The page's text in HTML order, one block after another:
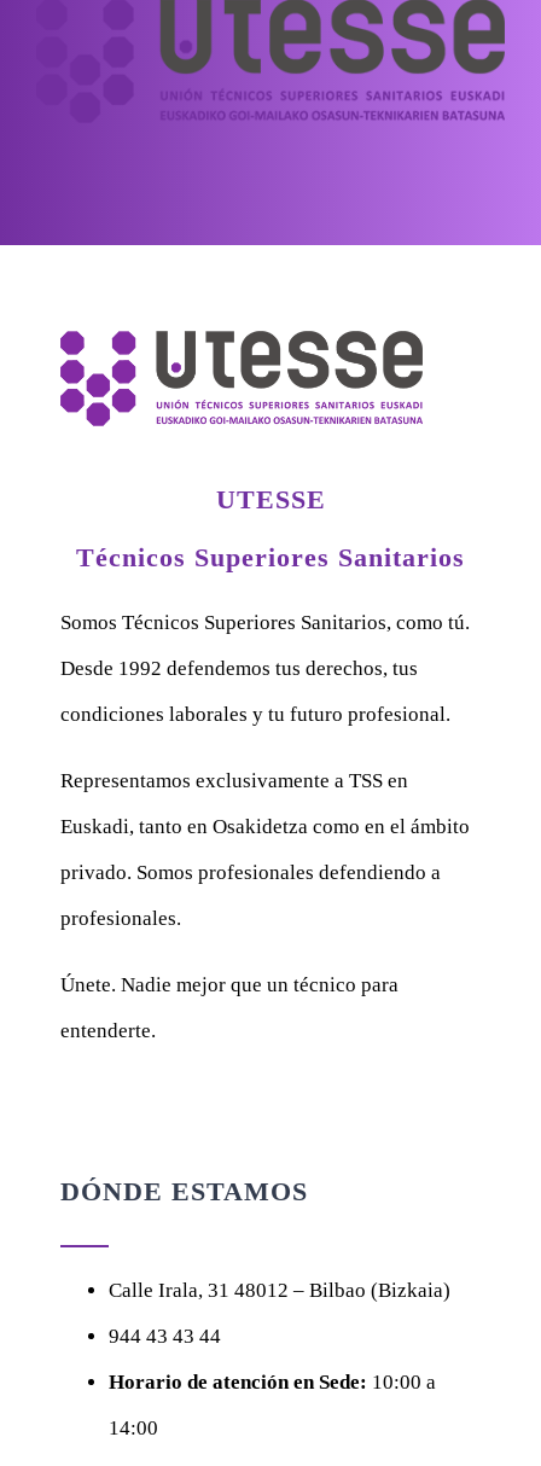
UTESSE
Técnicos Superiores Sanitarios
Somos Técnicos Superiores Sanitarios, como tú.
Desde 1992 defendemos tus derechos, tus
condiciones laborales y tu futuro profesional.
Representamos exclusivamente a TSS en
Euskadi, tanto en Osakidetza como en el ámbito
privado. Somos profesionales defendiendo a
profesionales.
Únete. Nadie mejor que un técnico para
entenderte.
DÓNDE ESTAMOS
Calle Irala, 31 48012 – Bilbao (Bizkaia)
944 43 43 44
Horario de atención en Sede: 10:00 a
14:00